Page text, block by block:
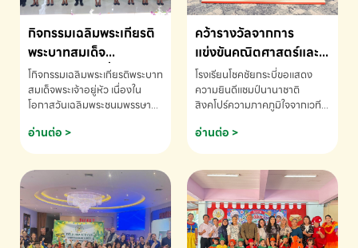
กิจกรรมเฉลิมพระเกียรติ
พระบาทสมเด็จ
พระเจ้าอยู่หัว เนื่องใน
โอกาสวันเฉลิม
พระชนมพรรษา
โกิจกรรมเฉลิมพระเกียรติพระบาท
สมเด็จพระเจ้าอยู่หัว เนื่องใน
โอกาสวันเฉลิมพระชนมพรรษา
ข้อมูลเพิ่มเติม โทร. 075-691910
อ่านต่อ >
คว้ารางวัลจากการ
แข่งขันคณิตศาสตร์และ
คณิตคิดเร็วนานาชาติ
ครั้งที่ 46 ประจำปี 2569
ณ ประเทศสิงคโปร์
โรงเรียนโชคชัยกระบี่ขอแสดง
ความยินดีแชมป์นานาชาติ
สิงคโปร์ความภาคภูมิใจจากเวที
ด.ช.พัทธนันท์ พรหมพันธ์ ชั้น
อนุบาล EP K3 โรงเรียนโชคชัย
แข่งขันคณิตศาสตร์และคณิตคิด
เร็วนานาชาติ ครั้งที่ 46 ประจำปี
2569 ณ ประเทศสิงคโปร์
INTERNATIONAL
MATHEMATICS AND
อ่านต่อ >